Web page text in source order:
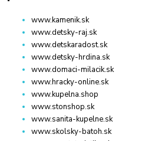
www.kamenik.sk
www.detsky-raj.sk
www.detskaradost.sk
www.detsky-hrdina.sk
www.domaci-milacik.sk
www.hracky-online.sk
www.kupelna.shop
www.stonshop.sk
www.sanita-kupelne.sk
www.skolsky-batoh.sk